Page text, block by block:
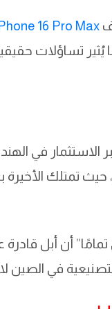
16 Pro Max
يُثير تساؤلات
في الهند
تمتلك الأخيرة
أن أبل
في الصين